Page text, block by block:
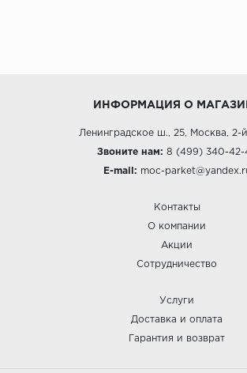
ИНФОРМАЦИЯ О
Ленинградское ш., 25, Москва, 2-
Звоните нам: 8 (499) 340-42-
E-mail: moc-
Контакты
О компании
Акции
Сотрудничество
Услуги
Доставка и оплата
Гарантия и возврат